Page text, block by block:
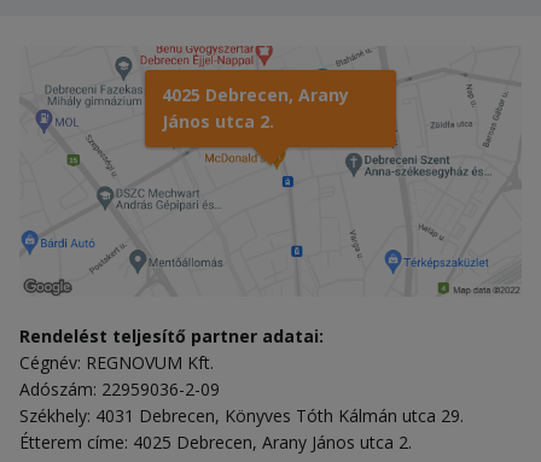
4025 Debrecen, Arany
János utca 2.
Rendelést teljesítő partner adatai:
Cégnév: REGNOVUM Kft.
Adószám: 22959036-2-09
Székhely: 4031 Debrecen, Könyves Tóth Kálmán utca 29.
Étterem címe: 4025 Debrecen, Arany János utca 2.